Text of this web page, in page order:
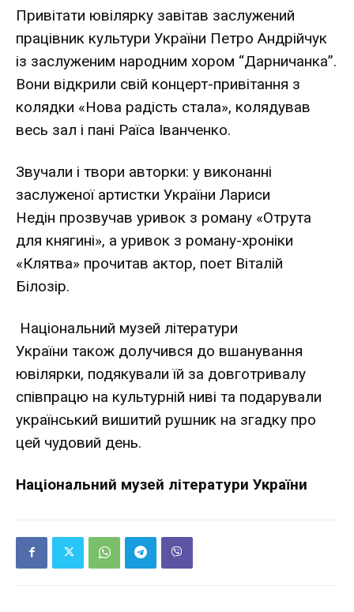
Привітати ювілярку завітав заслужений
працівник культури України Петро Андрійчук
із заслуженим народним хором “Дарничанка”.
Вони відкрили свій концерт-привітання з
колядки «Нова радість стала», колядував
весь зал і пані Раїса Іванченко.
Звучали і твори авторки: у виконанні
заслуженої артистки України Лариси
Недін прозвучав уривок з роману «Отрута
для княгині», а уривок з роману-хроніки
«Клятва» прочитав актор, поет Віталій
Білозір.
Національний музей літератури
України також долучився до вшанування
ювілярки, подякували їй за довготривалу
співпрацю на культурній ниві та подарували
український вишитий рушник на згадку про
цей чудовий день.
Національний музей літератури України